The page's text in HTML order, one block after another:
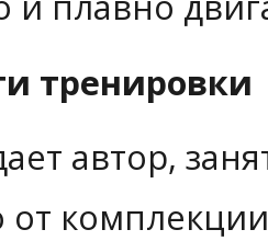
тренировки
автор,
от